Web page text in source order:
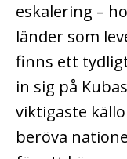
eskalering –
länder som
finns ett
in sig på
viktigaste
beröva